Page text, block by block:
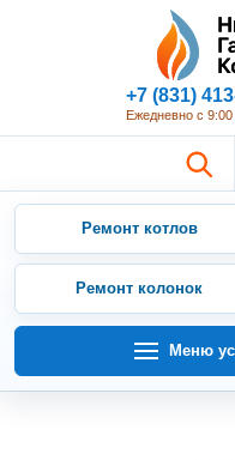
+7 (831)
Ежедневно с 9:00
Ремонт котлов
Ремонт колонок
Меню